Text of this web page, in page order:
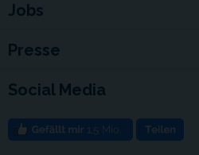
Jobs
Presse
Social Media